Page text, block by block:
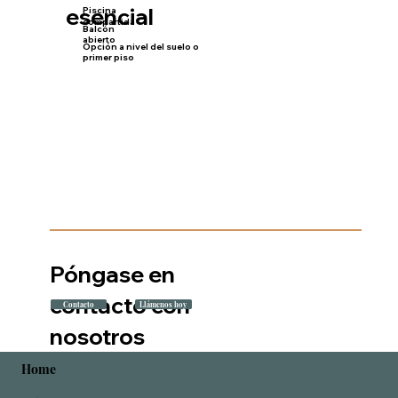
esencial
Póngase en
contacto con
nosotros
Contacto Llámenos hoy
Opción a nivel del suelo o
primer piso
Balcón
abierto
Piscina
compartida
Home